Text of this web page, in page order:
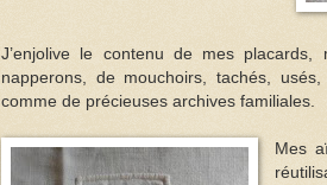
J’enjolive le contenu de mes
napperons, de mouchoirs, tachés,
comme de précieuses archives familiales.
Mes